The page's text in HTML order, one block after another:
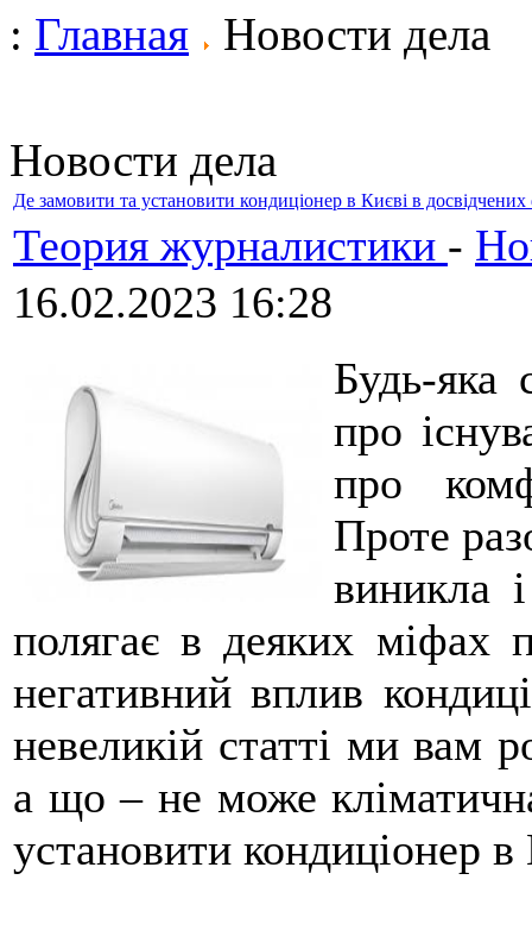
: Главная Новости дела
Новости дела
Де замовити та установити кондиціонер в Києві в досвідчених
Теория журналистики -
16.02.2023 16:28
Будь-яка
про
про
Проте
виникла
полягає в деяких міфах
негативний вплив
невеликій статті ми вам
а що – не може
установити кондиціонер в